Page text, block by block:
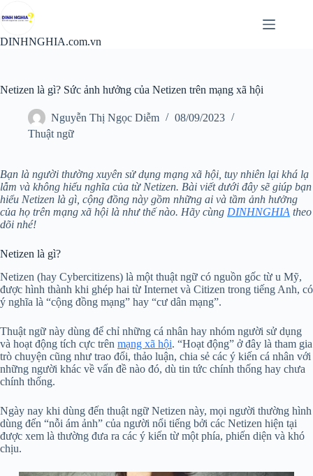
đến
nội
DINHNGHIA.com.vn
Netizen là gì? Sức ảnh hưởng của Netizen trên mạng xã hội
Nguyễn Thị Ngọc Diễm
08/09/2023
Thuật ngữ
Bạn là người thường xuyên sử dụng mạng xã hội, tuy nhiên lại khá lạ
lẫm và không hiểu nghĩa của từ Netizen. Bài viết dưới đây sẽ giúp bạn
hiểu Netizen là gì, cộng đồng này gồm những ai và tầm ảnh hưởng
của họ trên mạng xã hội là như thế nào. Hãy cùng DINHNGHIA theo
dõi nhé!
Netizen là gì?
Netizen (hay Cybercitizens) là một thuật ngữ có nguồn gốc từ u Mỹ,
được hình thành khi ghép hai từ Internet và Citizen trong tiếng Anh, có
ý nghĩa là “cộng đồng mạng” hay “cư dân mạng”.
Thuật ngữ này dùng để chỉ những cá nhân hay nhóm người sử dụng
và hoạt động tích cực trên mạng xã hội. “Hoạt động” ở đây là tham gia
trò chuyện cũng như trao đổi, thảo luận, chia sẻ các ý kiến cá nhân với
những người khác về vấn đề nào đó, dù tin tức chính thống hay chưa
chính thống.
Ngày nay khi dùng đến thuật ngữ Netizen này, mọi người thường hình
dùng đến “nỗi ám ảnh” của người nổi tiếng bởi các Netizen hiện tại
được xem là thường đưa ra các ý kiến từ một phía, phiến diện và khó
chịu.